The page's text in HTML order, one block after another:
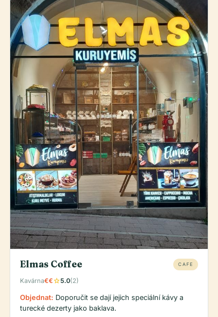
Elmas Coffee CAFE
Kavárna€€star5.0(2)
Objednat: Doporučit se dají jejich speciální kávy a
turecké dezerty jako baklava.